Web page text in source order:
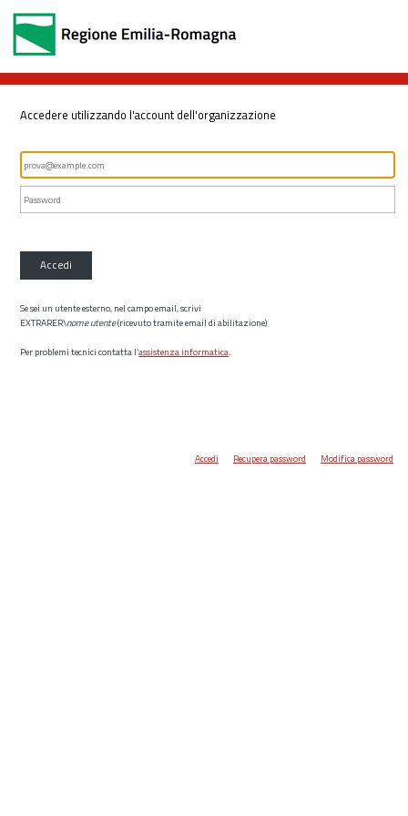
Accedere utilizzando l'account dell'organizzazione
Accedi
Se sei un utente esterno, nel campo email, scrivi
EXTRARER\nome utente(ricevuto tramite email di abilitazione)
Per problemi tecnici contatta l’assistenza informatica.
Accedi Recupera password Modifica password